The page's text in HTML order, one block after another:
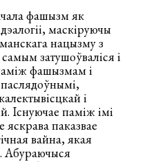
фашызм як
маскіруючы
нацызму з
затушоўваліся і
фашызмам і
і
Існуючае паміж імі
яскрава паказвае
вайна, якая
Абураючыся